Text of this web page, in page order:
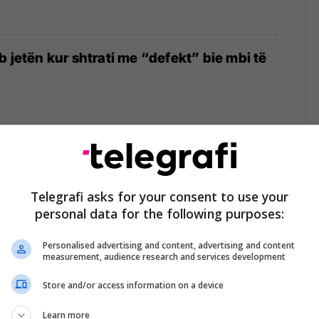
jetën kur shtrati me “defekt” bie mbi të
koka” bëhen ‘Do të vish në
22/02/2024
të cilën duhet të lahen çarçafët për të
Telegrafi asks for your consent to use your
personal data for the following purposes:
Personalised advertising and content, advertising and content
measurement, audience research and services development
Store and/or access information on a device
Learn more